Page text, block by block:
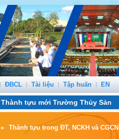
ĐBCL Tài liệu Tập huấn EN
Thành tựu mới Trường Thủy Sản
» Thành tựu trong ĐT, NCKH và CGCN